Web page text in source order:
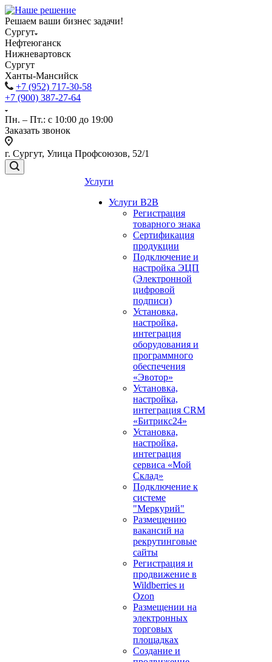
Решаем ваши бизнес задачи!
Сургут
Нефтеюганск
Нижневартовск
Сургут
Ханты-Мансийск
+7 (952) 717-30-58
+7 (900) 387-27-64
Пн. – Пт.: с 10:00 до 19:00
Заказать звонок
г. Сургут, Улица Профсоюзов, 52/1
Услуги
Услуги B2B
Регистрация
товарного знака
Сертификация
продукции
Подключение и
настройка ЭЦП
(Электронной
цифровой
подписи)
Установка,
настройка,
интеграция
оборудования и
программного
обеспечения
«Эвотор»
Установка,
настройка,
интеграция CRM
«Битрикс24»
Установка,
настройка,
интеграция
сервиса «Мой
Склад»
Подключение к
системе
"Меркурий"
Размещению
вакансий на
рекрутинговые
сайты
Регистрация и
продвижение в
Wildberries и
Ozon
Размещении на
электронных
торговых
площадках
Создание и